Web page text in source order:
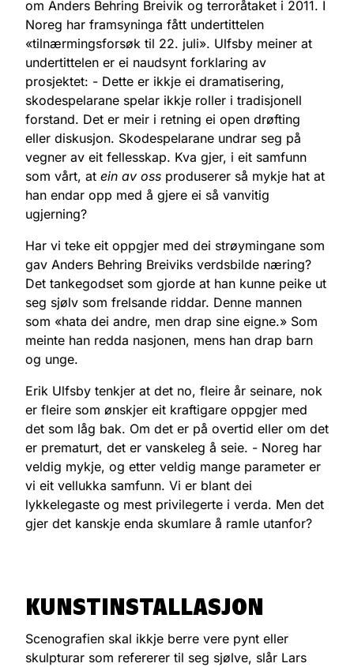
om Anders Behring Breivik og terroråtaket i 2011. I
Noreg har framsyninga fått undertittelen
«tilnærmingsforsøk til 22. juli». Ulfsby meiner at
undertittelen er ei naudsynt forklaring av
prosjektet: - Dette er ikkje ei dramatisering,
skodespelarane spelar ikkje roller i tradisjonell
forstand. Det er meir i retning ei open drøfting
eller diskusjon. Skodespelarane undrar seg på
vegner av eit fellesskap. Kva gjer, i eit samfunn
som vårt, at ein av oss produserer så mykje hat at
han endar opp med å gjere ei så vanvitig
ugjerning?
Har vi teke eit oppgjer med dei strøymingane som
gav Anders Behring Breiviks verdsbilde næring?
Det tankegodset som gjorde at han kunne peike ut
seg sjølv som frelsande riddar. Denne mannen
som «hata dei andre, men drap sine eigne.» Som
meinte han redda nasjonen, mens han drap barn
og unge.
Erik Ulfsby tenkjer at det no, fleire år seinare, nok
er fleire som ønskjer eit kraftigare oppgjer med
det som låg bak. Om det er på overtid eller om det
er prematurt, det er vanskeleg å seie. - Noreg har
veldig mykje, og etter veldig mange parameter er
vi eit vellukka samfunn. Vi er blant dei
lykkelegaste og mest privilegerte i verda. Men det
gjer det kanskje enda skumlare å ramle utanfor?
KUNSTINSTALLASJON
Scenografien skal ikkje berre vere pynt eller
skulpturar som refererer til seg sjølve, slår Lars